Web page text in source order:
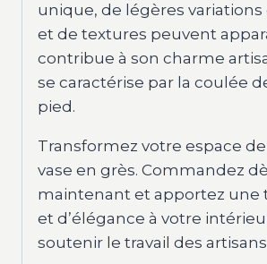
unique, de légères
et de textures peuvent
contribue à son charme
se caractérise par la coulée
pied.
Transformez votre espace de
vase en grès. Commandez
maintenant et apportez une
et d’élégance à votre
soutenir le travail des artisans